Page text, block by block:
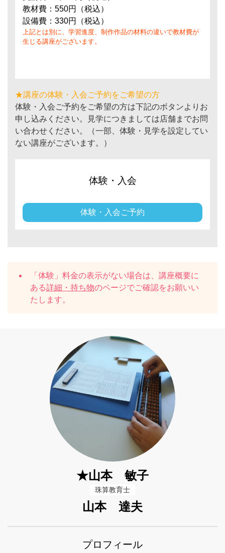
教材費：550円（税込）
設備費：330円（税込）
上記とは別に、学習進度、制作作品の材料の違いで教材費が
生じる講座がございます。
★講座の体験・入会ご予約をご希望の方
体験・入会ご予約をご希望の方は下記のボタンよりお
申し込みください。見学につきましては店舗までお問
い合わせください。（一部、体験・見学を設定してい
ない講座がございます。）
体験・入会
体験・入会ご予約
「体験」料金の表示がない場合は、講座概要に
ある詳細・持ち物のページでご確認をお願いい
たします。
★山本 敏子
珠算教育士
山本 達夫
プロフィール